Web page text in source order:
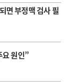
면 부정맥 검사 필
요 원인”